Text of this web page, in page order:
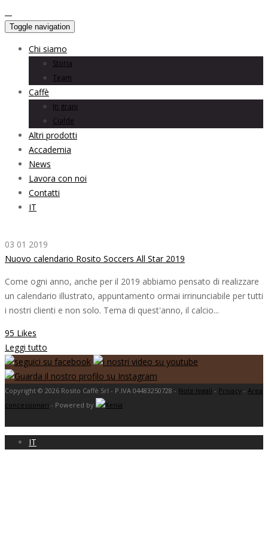
Toggle navigation
Chi siamo
Storia
Team
Caffè
In grani
Cialde
Altri prodotti
Accademia
News
Lavora con noi
Contatti
IT
03 01 2019
Nuovo calendario Rosito Soccers All Star 2019
Come ogni anno, anche per il 2019 abbiamo pensato di realizzare
un calendario illustrato, appuntamento ormai irrinunciabile per tutti
i nostri clienti e non solo. Tema di quest'anno, il calcio...
95 Likes
Leggi tutto
Copyright © 2026 Rosito Caffè Srl - P.IVA 04483250728 - Note legali - Privacy - Area
concessionari - Powered by
IT